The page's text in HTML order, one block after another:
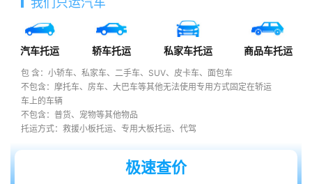
汽车托运 轿车托运 私家车托运 商品车托运
包 含：小轿车、私家车、二手车、SUV、皮卡车、面包车
不包含：摩托车、房车、大巴车等其他无法使用专用方式固定在轿运
车上的车辆
不包含：普货、宠物等其他物品
托运方式：救援小板托运、专用大板托运、代驾
极速查价